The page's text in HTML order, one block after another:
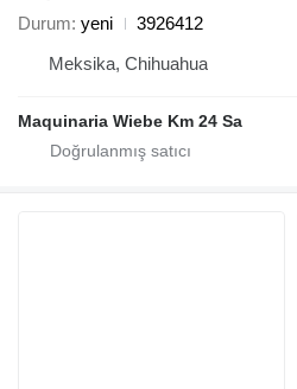
Durum yeni
3926412
Meksika, Chihuahua
Maquinaria Wiebe Km 24 Sa